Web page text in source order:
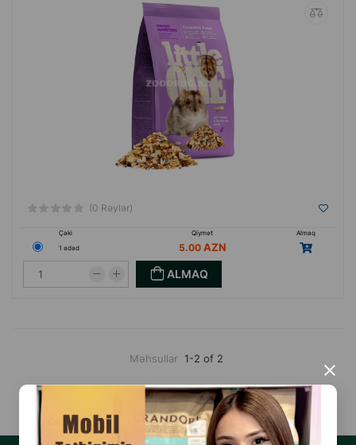
×
(0 Rəylər)
Çəki Qiymət
Almaq
1 ədəd
5.00
ALMAQ
Məhsullar 1-2 of 2